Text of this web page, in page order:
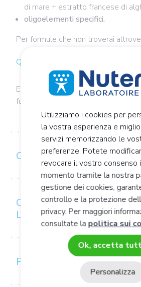
di mare + estratto francese di
oligoelementi specifici.
Per formule che non troverai
Quando è raccomandato?
ERGYDESMODIUM è indicato per
funzione epatica.
COMPOSIZIONE
CONSIGLI PER
L'USO/CONSERVAZIONE
PRECAUZIONI D'USO
Utilizziamo i cookies per
la vostra esperienza e
servizi memorizzando le
preferenze. Potete
revocare il vostro consenso
momento tramite la nostra
gestione dei cookies,
controllo e la protezione
privacy. Per maggiori
consultate la politica sui
Ok, accetta
Personalizza